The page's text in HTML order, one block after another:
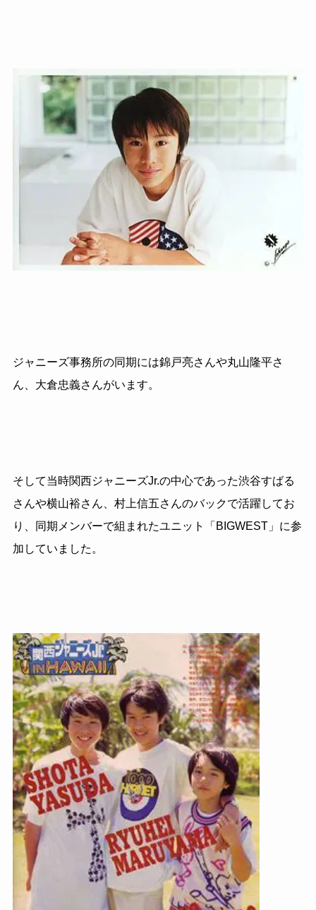
ジャニーズ事務所の同期には錦戸亮さんや丸山隆平さ
ん、大倉忠義さんがいます。
そして当時関西ジャニーズJr.の中心であった渋谷すばる
さんや横山裕さん、村上信五さんのバックで活躍してお
り、同期メンバーで組まれたユニット「BIGWEST」に参
加していました。